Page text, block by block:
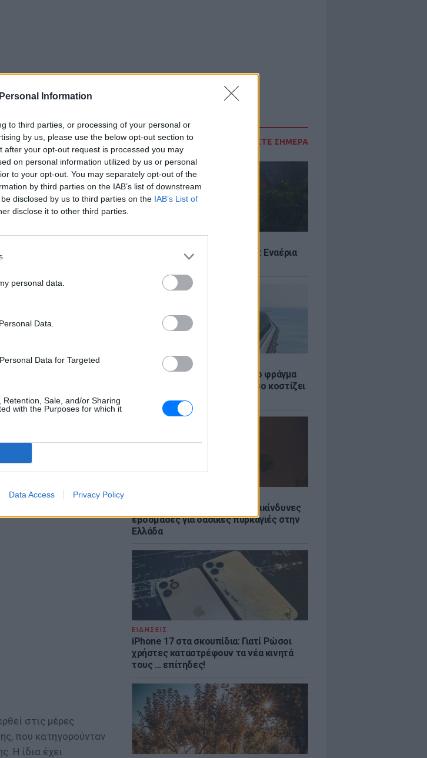
Information
to third parties, or processing of your personal or
by us, please use the below opt-out section to
after your opt-out request is processed you may
on personal information utilized by us or personal
to your opt-out. You may separately opt-out of the
by third parties on the IAB’s list of downstream
disclosed by us to third parties on the IAB’s List of
disclose it to other third parties.
personal data.
Data.
Data for Targeted
Sale, and/or Sharing
with the Purposes for which it
Data Access Privacy Policy
ΔΙΑΒΑΣΤΕ ΣΗΜΕΡΑ
Φωτιά στην Κρήνη Φαρσάλων: Εναέρια
ΕΙΔΗΣΕΙΣ
Ποια χώρα έχτισε τσιμεντένιο φράγμα
400 χλμ. για τα τσουνάμι - Πόσο κοστίζει
και γιατί διχάζει
Meteo: Ποιες είναι οι 6 πιο επικίνδυνες
εβδομάδες για δασικές πυρκαγιές στην
Ελλάδα
ΕΙΔΗΣΕΙΣ
iPhone 17 στα σκουπίδια: Γιατί Ρώσοι
χρήστες καταστρέφουν τα νέα κινητά
τους ... επίτηδες!
ευχαριστεί
"παρών", σας
της.
στις μέρες
που κατηγορούνταν
Η ίδια έχει